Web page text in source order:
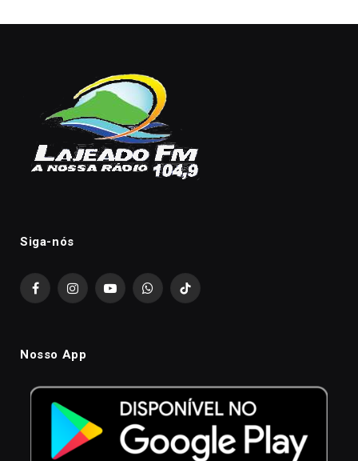
Siga-nós
FacebookInstagramYouTubeWhatsAppTikTok
Nosso App